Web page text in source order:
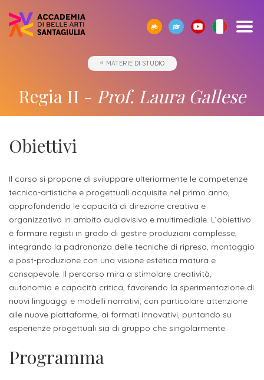
CERCA
Accademia
di
Docenti
Rivista
IO01
Servizi
allo
studente
Aziende
Accademia
Messaggio
del
Direttore
Statuto
Regolamento
Didattico
Autorizzazioni
Ministeriali
di
DI
ACCADEMIA
Tutti
trienni,
bienni
specialistici
e
Master
di
Accademia
SantaGiulia
DIPARTIMENTI
Dipartimento
Docenti
di
SantaGiulia
OPPORTUNITÀ
Progetti
Terza
Missione
ERASMUS+
Reclutamento
TECNOLOGICO
Rivista
IO01
Umanesimo
Borse
e
studentesche
Finanziamento
"per
Merito"
Concorsi
Progetti
Terza
OPPORTUNITÀ
ERASMUS+
AZIENDE
Sbocchi
professionali
Registra
l'azienda
Invia
proposta
di
Stage
Apprendistato
le
EVENTI
News
Eventi
Accademia
e
fuori
sede
DIREZIONE
Open
Day
e
di
orientamento
Appuntamenti
ONE-
TO-
ONE
Iscrizione
corsi
DISPOSIZIONE
Contatti
dell'Accademia
SantaGiulia
Dove
Siamo
Richiedi
Informazioni
Iscriviti
alla
Newsletter
IN
ACCADEMIA
possibile
futuro
studente
genitore
di
studente
MATERIE DI STUDIO
Regia II - Prof. Laura Gallese
Obiettivi
Il corso si propone di sviluppare ulteriormente le competenze
tecnico-artistiche e progettuali acquisite nel primo anno,
approfondendo le capacità di direzione creativa e
organizzativa in ambito audiovisivo e multimediale. L’obiettivo
è formare registi in grado di gestire produzioni complesse,
integrando la padronanza delle tecniche di ripresa, montaggio
e post-produzione con una visione estetica matura e
consapevole. Il percorso mira a stimolare creatività,
autonomia e capacità critica, favorendo la sperimentazione di
nuovi linguaggi e modelli narrativi, con particolare attenzione
alle nuove piattaforme, ai formati innovativi, puntando su
esperienze progettuali sia di gruppo che singolarmente.
Programma